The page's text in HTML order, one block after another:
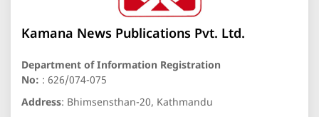
Kamana News Publications Pvt. Ltd.
Department of Information Registration
No: : 626/074-075
Address: Bhimsensthan-20, Kathmandu